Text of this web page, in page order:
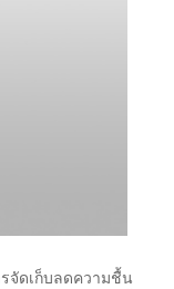
จัดเก็บลดความชื้น